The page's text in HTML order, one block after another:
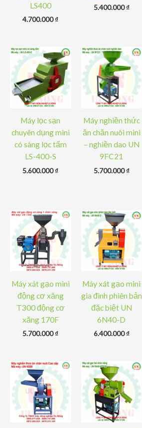
LS400
4.700.000₫
5.400.000₫
Máy lọc sạn
chuyên dụng mini
có sàng lọc tấm
LS-400-S
5.600.000₫
Máy nghiền thức
ăn chăn nuôi mini
– nghiền dao UN
9FC21
5.700.000₫
Máy xát gạo mini
động cơ xăng
T300 động cơ
xăng 170F
5.700.000₫
Máy xát gạo mini
gia đình phiên bản
đặc biệt UN
6N40-D
6.400.000₫